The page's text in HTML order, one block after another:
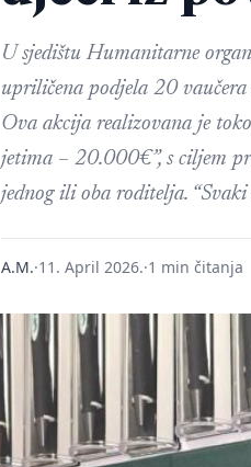
U sjedištu Humanitarne
upriličena podjela 20
Ova akcija realizovana je
jetima – 20.000€”, s ciljem
jednog ili oba roditelja.
A.M.·11. April 2026.·1 min čitanja